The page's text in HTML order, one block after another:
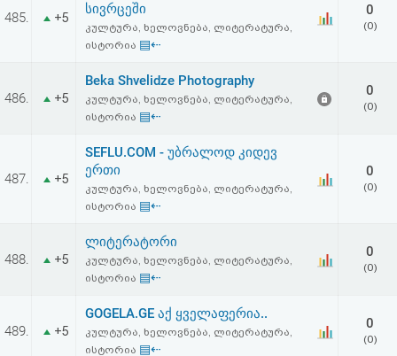
კოდი
სალიცენზიო
შეთანხმება
პასუხისმგებლობის
უარყოფა
485. +5
სივრცეში
კულტურა, ხელოვნება, ლიტერატურა,
ისტორია ▤⇠
0
(0)
486. +5
Beka Shvelidze Photography
კულტურა, ხელოვნება, ლიტერატურა,
ისტორია ▤⇠
0
(0)
487. +5
SEFLU.COM - უბრალოდ კიდევ
ერთი
კულტურა, ხელოვნება, ლიტერატურა,
ისტორია ▤⇠
0
(0)
488. +5
ლიტერატორი
კულტურა, ხელოვნება, ლიტერატურა,
ისტორია ▤⇠
0
(0)
489. +5
GOGELA.GE აქ ყველაფერია..
კულტურა, ხელოვნება, ლიტერატურა,
ისტორია ▤⇠
0
(0)